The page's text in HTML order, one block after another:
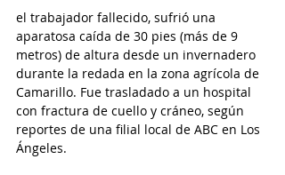
el trabajador fallecido, sufrió una
aparatosa caída de 30 pies (más de 9
metros) de altura desde un invernadero
durante la redada en la zona agrícola de
Camarillo. Fue trasladado a un hospital
con fractura de cuello y cráneo, según
reportes de una filial local de ABC en Los
Ángeles.